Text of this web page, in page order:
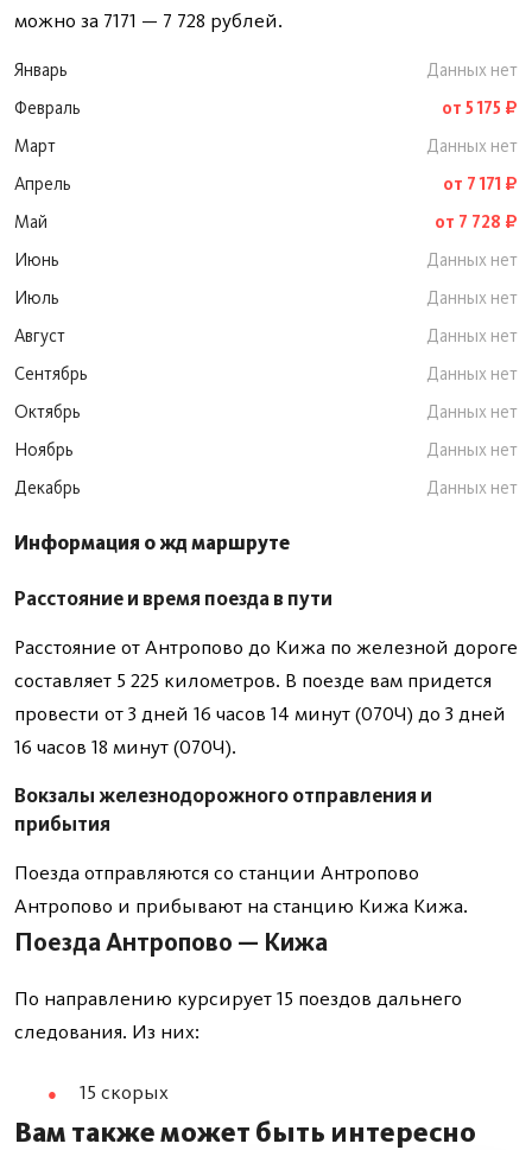
можно за 7171 — 7 728 рублей.
Январь
Данных нет
Февраль
от 5 175 ₽
Март
Данных нет
Апрель
от 7 171 ₽
Май
от 7 728 ₽
Июнь
Данных нет
Июль
Данных нет
Август
Данных нет
Сентябрь
Данных нет
Октябрь
Данных нет
Ноябрь
Данных нет
Декабрь
Данных нет
Информация о жд маршруте
Расстояние и время поезда в пути
Расстояние от Антропово до Кижа по железной дороге
составляет 5 225 километров. В поезде вам придется
провести от 3 дней 16 часов 14 минут (070Ч) до 3 дней
16 часов 18 минут (070Ч).
Вокзалы железнодорожного отправления и
прибытия
Поезда отправляются со станции Антропово
Антропово и прибывают на станцию Кижа Кижа.
Поезда Антропово — Кижа
По направлению курсирует 15 поездов дальнего
следования. Из них:
15 скорых
Вам также может быть интересно